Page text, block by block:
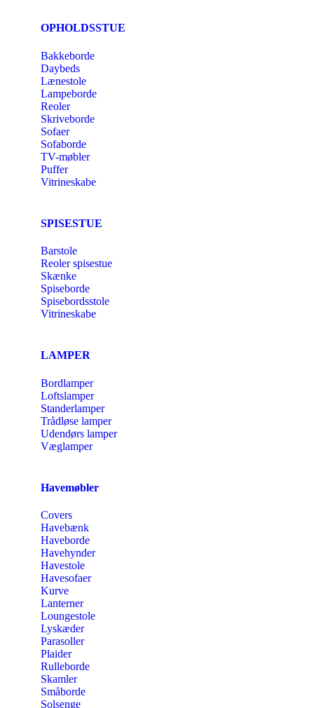
OPHOLDSSTUE
Bakkeborde
Daybeds
Lænestole
Lampeborde
Reoler
Skriveborde
Sofaer
Sofaborde
TV-møbler
Puffer
Vitrineskabe
SPISESTUE
Barstole
Reoler spisestue
Skænke
Spiseborde
Spisebordsstole
Vitrineskabe
LAMPER
Bordlamper
Loftslamper
Standerlamper
Trådløse lamper
Udendørs lamper
Væglamper
Havemøbler
Covers
Havebænk
Haveborde
Havehynder
Havestole
Havesofaer
Kurve
Lanterner
Loungestole
Lyskæder
Parasoller
Plaider
Rulleborde
Skamler
Småborde
Solsenge